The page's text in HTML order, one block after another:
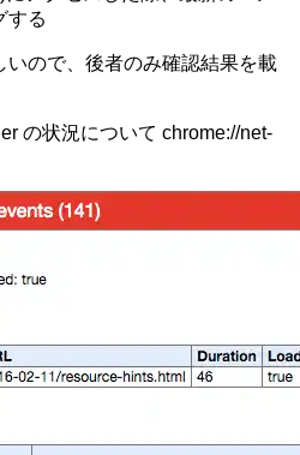
する
いので、後者のみ確認結果を載
の状況についてchrome://net-